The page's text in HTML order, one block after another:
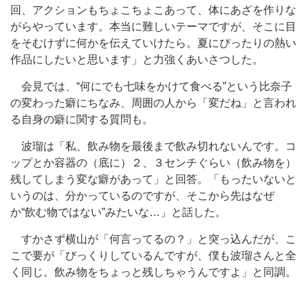
回、アクションもちょこちょこあって、体にあざを作りな
がらやっています。本当に難しいテーマですが、そこに目
をそむけずに何かを伝えていけたら。夏にぴったりの熱い
作品にしたいと思います」と力強くあいさつした。
会見では、“何にでも七味をかけて食べる”という比奈子
の変わった癖にちなみ、周囲の人から「変だね」と言われ
る自身の癖に関する質問も。
波瑠は「私、飲み物を最後まで飲み切れないんです。コ
ップとか容器の（底に）２、３センチぐらい（飲み物を）
残してしまう変な癖があって」と回答。「もったいないと
いうのは、分かっているのですが、そこから先はなぜ
か“飲む物ではない”みたいな…」と話した。
すかさず横山が「何言ってるの？」と突っ込んだが、こ
こで要が「びっくりしているんですが、僕も波瑠さんと全
く同じ。飲み物をちょっと残しちゃうんですよ」と同調。